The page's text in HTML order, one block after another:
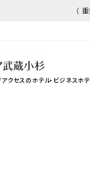
（
クセスのホテル・ビジネスホ